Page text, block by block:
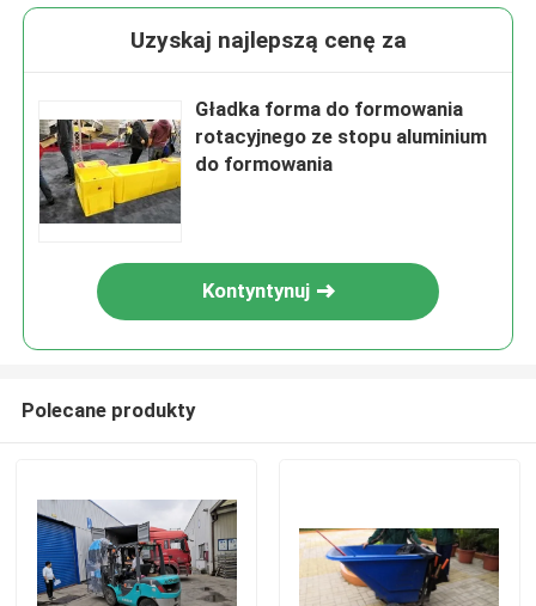
Uzyskaj najlepszą cenę za
Gładka forma do formowania
rotacyjnego ze stopu aluminium
do formowania
Kontyntynuj
Polecane produkty